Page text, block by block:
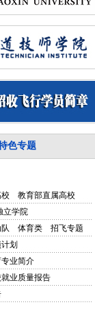
色专题
校
教育部直属高校
立学院
体育类
招飞专题
划
业简介
业质量报告